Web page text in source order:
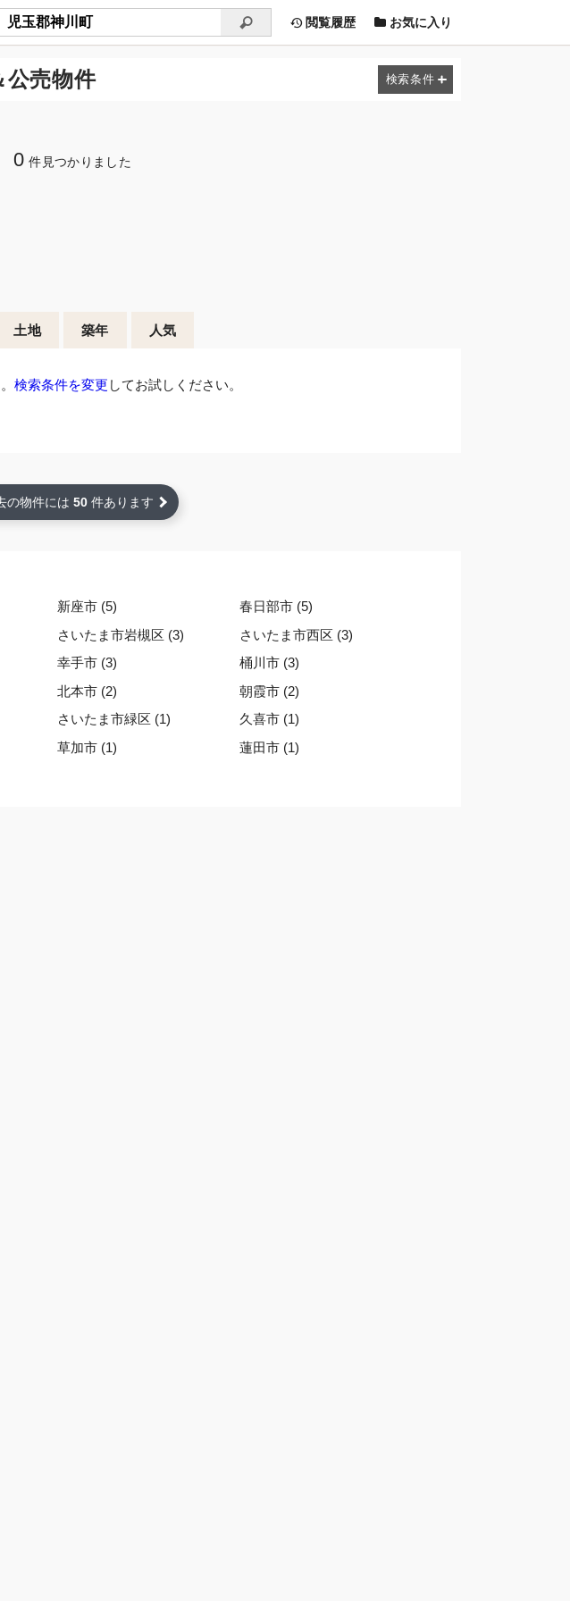
閲覧履歴 お気に入り
公売物件
0 件見つかりました
土地 築年 人気
検索条件を変更 してお試しください。
の物件には 50 件あります
新座市 (5)
春日部市 (5)
さいたま市岩槻区 (3)
さいたま市西区 (3)
幸手市 (3)
桶川市 (3)
北本市 (2)
朝霞市 (2)
さいたま市緑区 (1)
久喜市 (1)
草加市 (1)
蓮田市 (1)